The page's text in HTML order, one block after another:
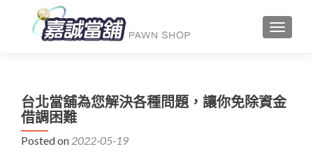
台北當舖為您解決各種問題，讓你免除資金
借調困難
Posted on 2022-05-19